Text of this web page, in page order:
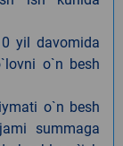
yil davomida
o`n besh
o`n besh
summaga